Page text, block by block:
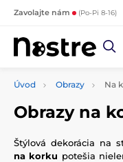
Zavolajte nám (Po-Pi 8-16)
Úvod Obrazy Na
Obrazy na
Štýlová dekorácia na
na korku potešia